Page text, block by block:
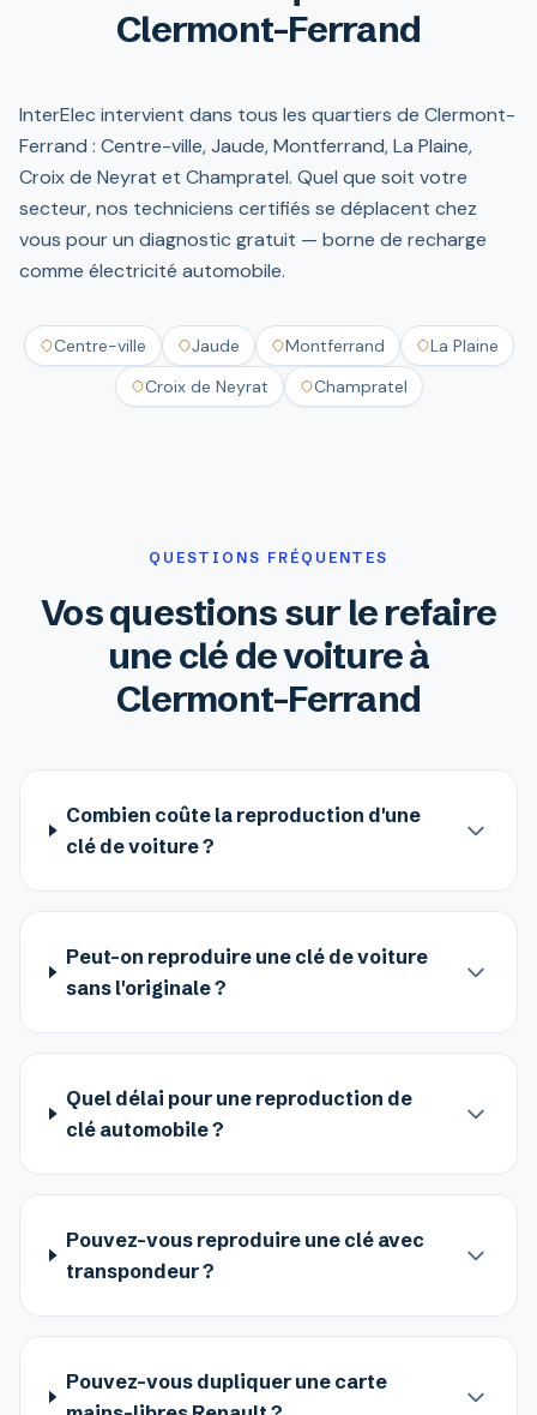
Clermont-Ferrand
InterElec intervient dans tous les quartiers de Clermont-
Ferrand : Centre-ville, Jaude, Montferrand, La Plaine,
Croix de Neyrat et Champratel. Quel que soit votre
secteur, nos techniciens certifiés se déplacent chez
vous pour un diagnostic gratuit — borne de recharge
comme électricité automobile.
Centre-ville Jaude Montferrand
La Plaine
Croix de Neyrat
Champratel
QUESTIONS FRÉQUENTES
Vos questions sur le refaire
une clé de voiture à
Clermont-Ferrand
Combien coûte la reproduction d'une
clé de voiture ?
Peut-on reproduire une clé de voiture
sans l'originale ?
Quel délai pour une reproduction de
clé automobile ?
Pouvez-vous reproduire une clé avec
transpondeur ?
Pouvez-vous dupliquer une carte